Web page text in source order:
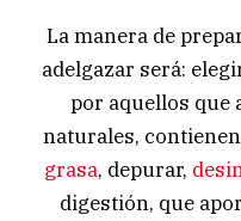
La manera de
adelgazar será:
por aquellos que
naturales,
grasa, depurar,
digestión, que